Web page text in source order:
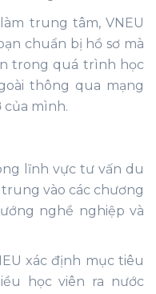
trung tâm, VNEU
chuẩn bị hồ sơ mà
trong quá trình học
thông qua mạng
của mình.
lĩnh vực tư vấn du
vào các chương
nghề nghiệp và
xác định mục tiêu
học viên ra nước